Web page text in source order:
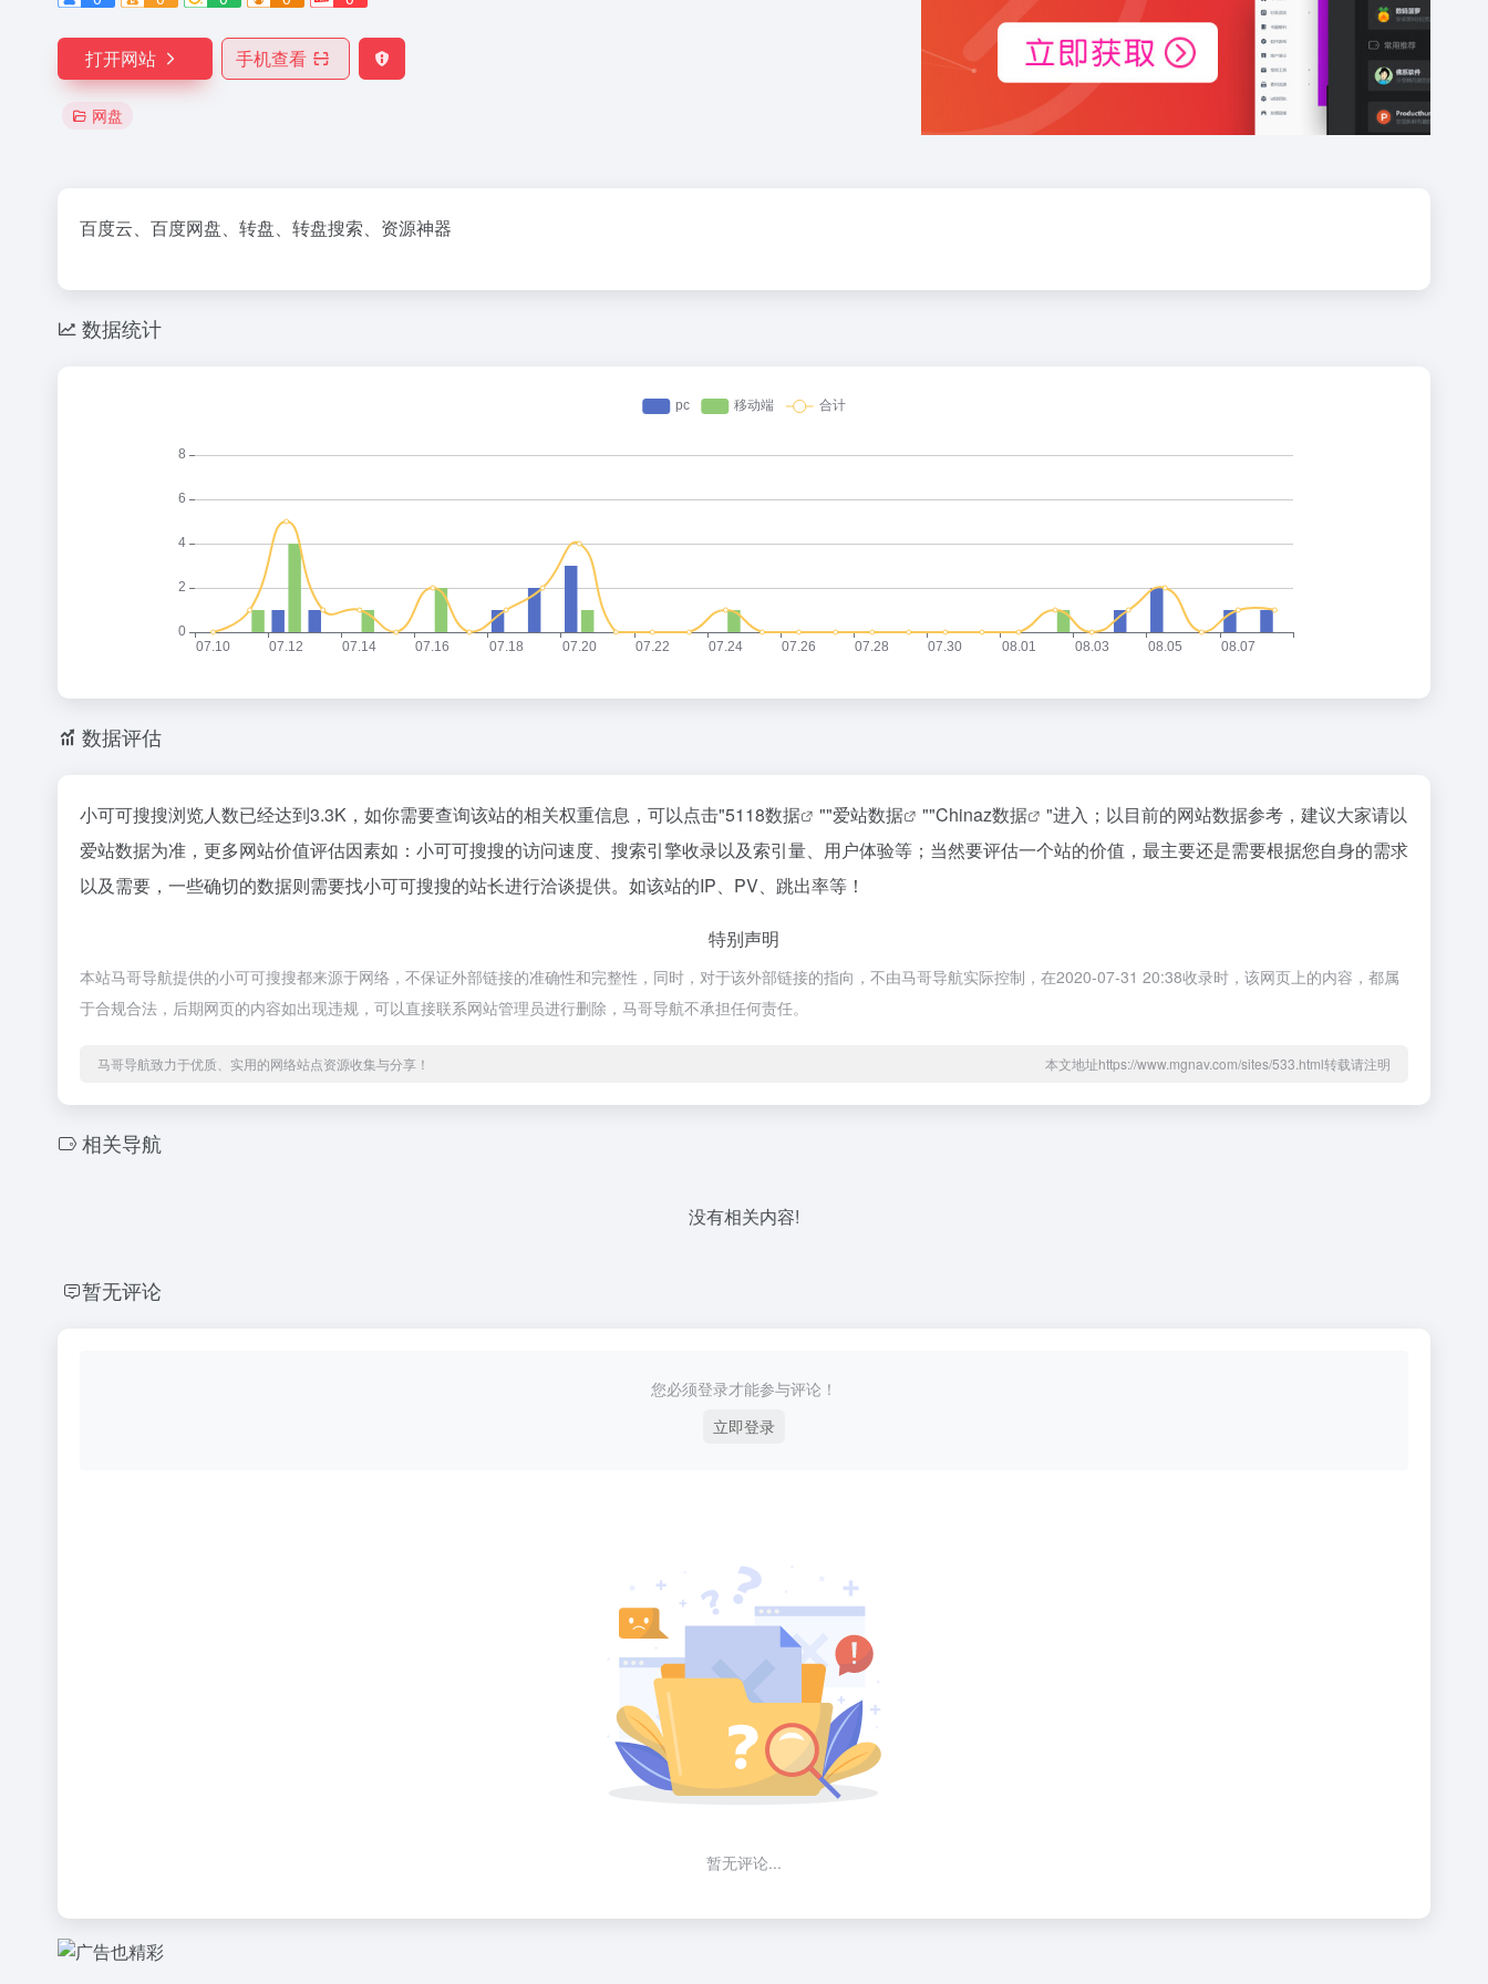
打开网站 手机查看
网盘
百度云、百度网盘、转盘、转盘搜索、资源神器
数据统计
数据评估
小可可搜搜浏览人数已经达到3.3K，如你需要查询该站的相关权重信息，可以点击"5118数据 ""爱站数据 ""Chinaz数据
"进入；以目前的网站数据参考，建议大家请以
爱站数据为准，更多网站价值评估因素如：小可可搜搜的访问速度、搜索引擎收录以及索引量、用户体验等；当然要评估一个站的价值，最主要还是需要根据您自身的需求
以及需要，一些确切的数据则需要找小可可搜搜的站长进行洽谈提供。如该站的IP、PV、跳出率等！
特别声明
本站马哥导航提供的小可可搜搜都来源于网络，不保证外部链接的准确性和完整性，同时，对于该外部链接的指向，不由马哥导航实际控制，在2020-07-31 20:38收录时，该网页上的内容，都属
于合规合法，后期网页的内容如出现违规，可以直接联系网站管理员进行删除，马哥导航不承担任何责任。
马哥导航致力于优质、实用的网络站点资源收集与分享！ 本文地址https://www.mgnav.com/sites/533.html转载请注明
相关导航
没有相关内容!
暂无评论
您必须登录才能参与评论！
立即登录
暂无评论...